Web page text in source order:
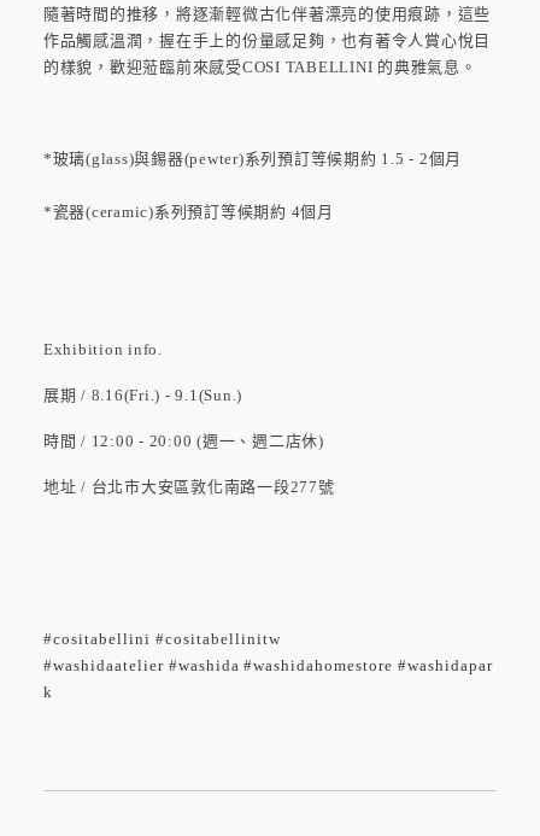
隨著時間的推移，將逐漸輕微古化伴著漂亮的使用痕跡，這些
作品觸感溫潤，握在手上的份量感足夠，也有著令人賞心悅目
的樣貌，歡迎蒞臨前來感受COSI TABELLINI 的典雅氣息。
*玻璃(glass)與錫器(pewter)系列預訂等候期約 1.5 - 2個月
*瓷器(ceramic)系列預訂等候期約 4個月
Exhibition info.
展期 / 8.16(Fri.) - 9.1(Sun.)
時間 / 12:00 - 20:00 (週一、週二店休)
地址 / 台北市大安區敦化南路一段277號
#cositabellini #cositabellinitw
#washidaatelier #washida #washidahomestore #washidapar
k